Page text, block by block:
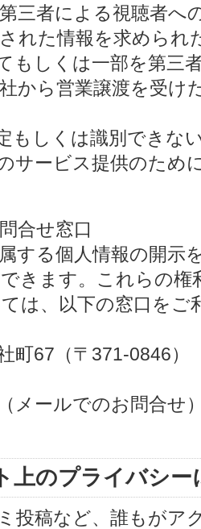
三者による視聴者へ
れた情報を求められ
もしくは一部を第三
から営業譲渡を受け
もしくは識別できな
サービス提供のため
合せ窓口
する個人情報の開示
きます。これらの権
は、以下の窓口をご
町67（〒371-0846）
メールでのお問合せ
上のプライバシー
投稿など、誰もがア